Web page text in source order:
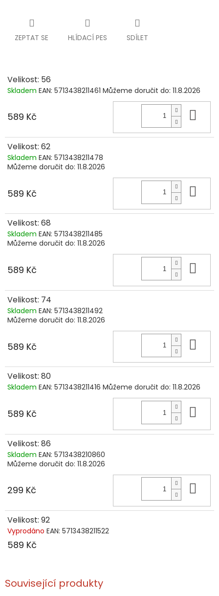
ZEPTAT SE HLÍDACÍ PES SDÍLET
Velikost: 56
Skladem EAN: 5713438211461 Můžeme doručit do: 11.8.2026
589 Kč
Velikost: 62
Skladem EAN: 5713438211478
Můžeme doručit do: 11.8.2026
589 Kč
Velikost: 68
Skladem EAN: 5713438211485
Můžeme doručit do: 11.8.2026
589 Kč
Velikost: 74
Skladem EAN: 5713438211492
Můžeme doručit do: 11.8.2026
589 Kč
Velikost: 80
Skladem EAN: 5713438211416 Můžeme doručit do: 11.8.2026
589 Kč
Velikost: 86
Skladem EAN: 5713438210860
Můžeme doručit do: 11.8.2026
299 Kč
Velikost: 92
Vyprodáno EAN: 5713438211522
589 Kč
Související produkty